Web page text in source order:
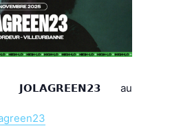
𝗝𝗢𝗟𝗔𝗚𝗥𝗘𝗘𝗡𝟮𝟯 au